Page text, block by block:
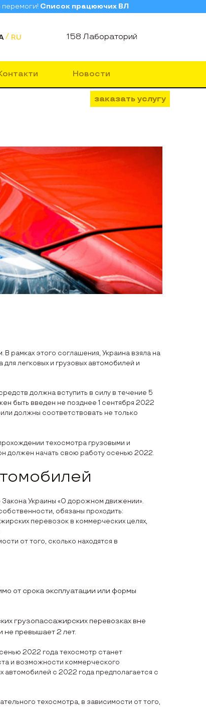
перемоги! Список працюючих ВЛ
RU 158 Лабораторий
Новости
заказать услугу
рамках этого соглашения, Украина взяла на
легковых и грузовых автомобилей и
должна вступить в силу в течение 5
быть введен не позднее 1 сентября 2022
должны соответствовать не только
техосмотра грузовыми и
должен начать свою работу осенью 2022.
Украины «О дорожном движении».
обязаны проходить:
перевозок в коммерческих целях,
от того, сколько находятся в
от срока эксплуатации или формы
грузопассажирских перевозках вне
не превышает 2 лет.
2022 года техосмотр станет
и возможности коммерческого
автомобилей с 2022 года предполагается с
техосмотра, в зависимости от того,